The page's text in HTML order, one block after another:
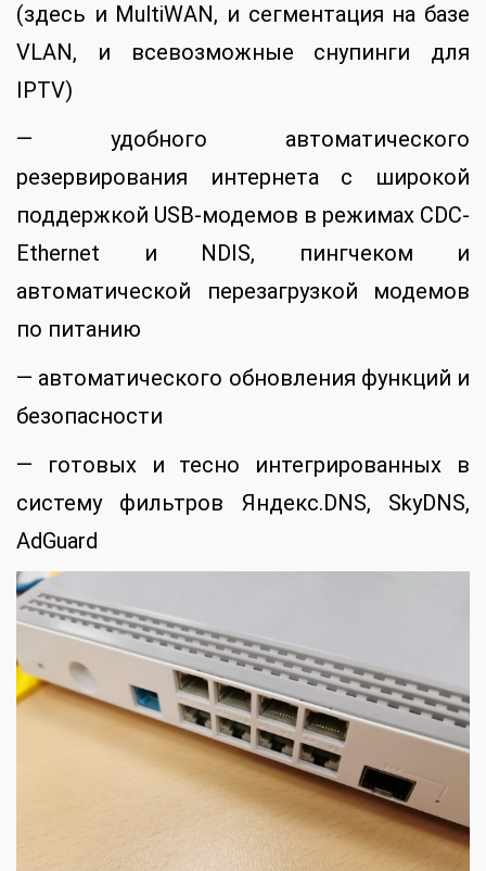
(здесь и MultiWAN, и сегментация на базе
VLAN, и всевозможные снупинги для
IPTV)
— удобного автоматического
резервирования интернета с широкой
поддержкой USB-модемов в режимах CDC-
Ethernet и NDIS, пингчеком и
автоматической перезагрузкой модемов
по питанию
— автоматического обновления функций и
безопасности
— готовых и тесно интегрированных в
систему фильтров Яндекс.DNS, SkyDNS,
AdGuard